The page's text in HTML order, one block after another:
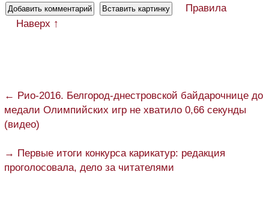
Правила
Наверх ↑
← Рио-2016. Белгород-днестровской байдарочнице до
медали Олимпийских игр не хватило 0,66 секунды
(видео)
→ Первые итоги конкурса карикатур: редакция
проголосовала, дело за читателями